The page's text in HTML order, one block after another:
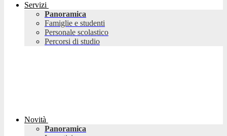
Servizi
Panoramica
Famiglie e studenti
Personale scolastico
Percorsi di studio
Novità
Panoramica